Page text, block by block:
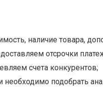
наличие товара,
отсрочки
счета конкурентов;
необходимо подобрать